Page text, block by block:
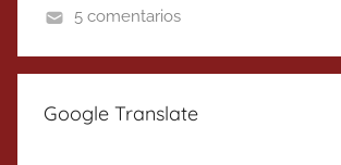
5 comentarios
Google Translate